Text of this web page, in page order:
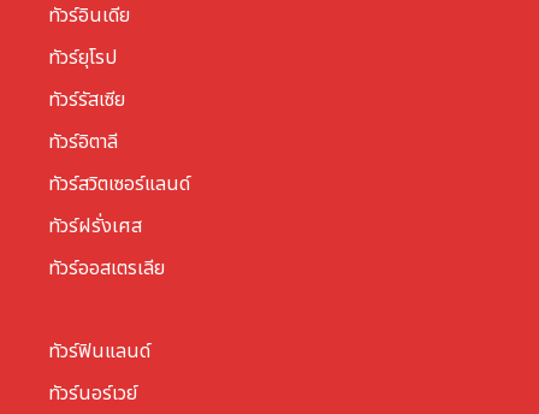
ทัวร์อินเดีย
ทัวร์ยุโรป
ทัวร์รัสเซีย
ทัวร์อิตาลี
ทัวร์สวิตเซอร์แลนด์
ทัวร์ฝรั่งเศส
ทัวร์ออสเตรเลีย
ทัวร์ฟินแลนด์
ทัวร์นอร์เวย์